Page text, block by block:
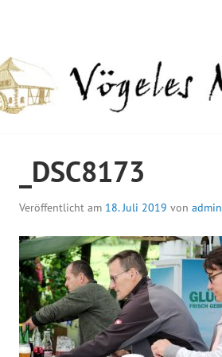
_DSC8173
Veröffentlicht am 18. Juli 2019 von admin